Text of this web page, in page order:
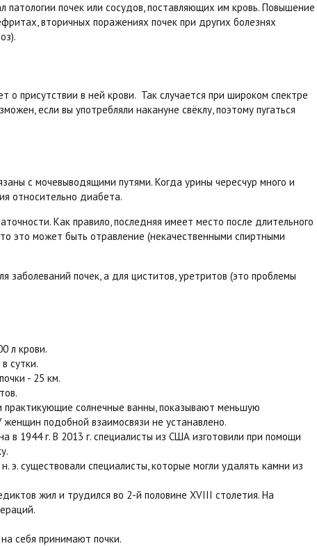
патологии почек или сосудов, поставляющих им кровь. Повышение
вторичных поражениях почек при других болезнях
о присутствии в ней крови. Так случается при широком спектре
если вы употребляли накануне свёклу, поэтому пугаться
с мочевыводящими путями. Когда урины чересчур много и
относительно диабета.
Как правило, последняя имеет место после длительного
это может быть отравление (некачественными спиртными
заболеваний почек, а для циститов, уретритов (это проблемы
л крови.
сутки.
- 25 км.
практикующие солнечные ванны, показывают меньшую
женщин подобной взаимосвязи не устанавлено.
в 1944 г. В 2013 г. специалисты из США изготовили при помощи
э. существовали специалисты, которые могли удалять камни из
жил и трудился во 2-й половине XVIII столетия. На
себя принимают почки.